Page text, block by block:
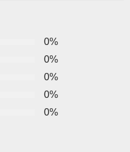
0%
0%
0%
0%
0%